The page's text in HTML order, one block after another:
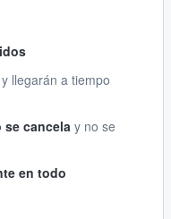
y llegarán a tiempo
se cancela y no se
en todo